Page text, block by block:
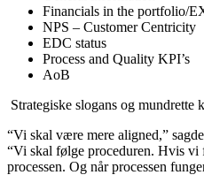
Financials in the portfolio/
NPS – Customer Centricity
EDC status
Process and Quality KPI’s
AoB
Strategiske slogans og mundrette
“Vi skal være mere aligned,”
“Vi skal følge proceduren. Hvis vi
processen. Og når processen